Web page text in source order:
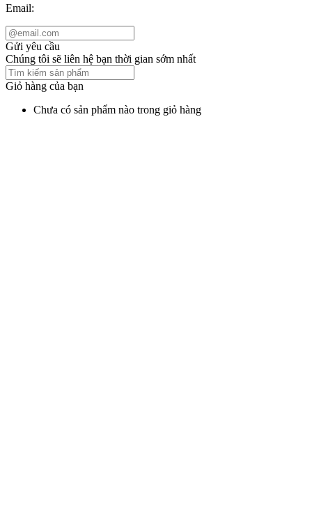
Email:
Gửi yêu cầu
Chúng tôi sẽ liên hệ bạn thời gian sớm nhất
Giỏ hàng của bạn
Chưa có sản phẩm nào trong giỏ hàng